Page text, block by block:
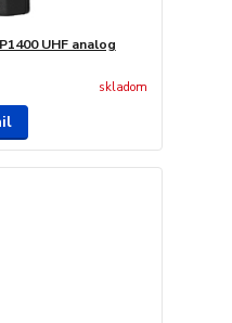
UHF analog
skladom